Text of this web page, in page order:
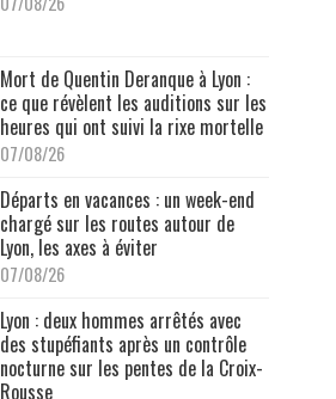
Mort de Quentin Deranque à Lyon :
ce que révèlent les auditions sur les
heures qui ont suivi la rixe mortelle
07/08/26
Départs en vacances : un week-end
chargé sur les routes autour de
Lyon, les axes à éviter
07/08/26
Lyon : deux hommes arrêtés avec
des stupéfiants après un contrôle
nocturne sur les pentes de la Croix-
Rousse